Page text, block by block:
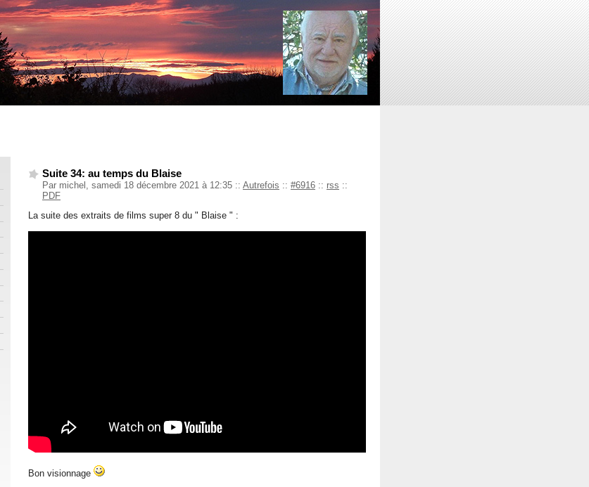
Suite 34: au temps du Blaise
Par michel, samedi 18 décembre 2021 à 12:35 :: Autrefois :: #6916 :: rss ::
PDF
La suite des extraits de films super 8 du " Blaise " :
Bon visionnage